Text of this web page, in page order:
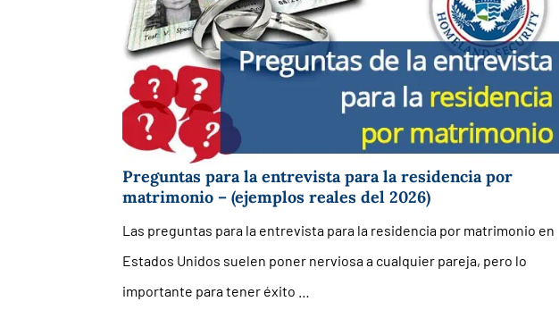
Preguntas para la entrevista para la residencia por
matrimonio – (ejemplos reales del 2026)
Las preguntas para la entrevista para la residencia por matrimonio en
Estados Unidos suelen poner nerviosa a cualquier pareja, pero lo
importante para tener éxito …